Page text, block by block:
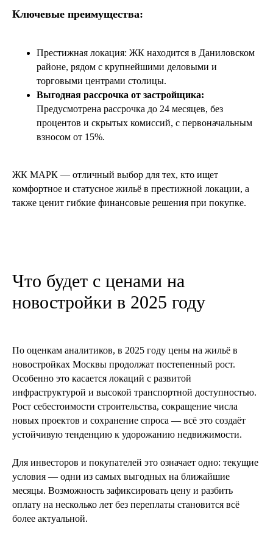
Ключевые преимущества:
Престижная локация: ЖК находится в Даниловском
районе, рядом с крупнейшими деловыми и
торговыми центрами столицы.
Выгодная рассрочка от застройщика:
Предусмотрена рассрочка до 24 месяцев, без
процентов и скрытых комиссий, с первоначальным
взносом от 15%.
ЖК МАРК — отличный выбор для тех, кто ищет
комфортное и статусное жильё в престижной локации, а
также ценит гибкие финансовые решения при покупке.
Что будет с ценами на
новостройки в 2025 году
По оценкам аналитиков, в 2025 году цены на жильё в
новостройках Москвы продолжат постепенный рост.
Особенно это касается локаций с развитой
инфраструктурой и высокой транспортной доступностью.
Рост себестоимости строительства, сокращение числа
новых проектов и сохранение спроса — всё это создаёт
устойчивую тенденцию к удорожанию недвижимости.
Для инвесторов и покупателей это означает одно: текущие
условия — одни из самых выгодных на ближайшие
месяцы. Возможность зафиксировать цену и разбить
оплату на несколько лет без переплаты становится всё
более актуальной.
Похожие статьи
6 мин
29 апреля 2025
ТОП-5 застройщиков Москвы
читать далее
Жилая VS коммерческая недвижимость